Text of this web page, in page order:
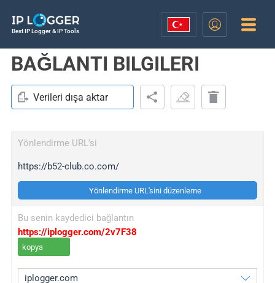
Best IP Logger & IP Tools
BAĞLANTI BILGILERI
Verileri dışa aktar
Yönlendirme URL'si
https://b52-club.co.com/
Yönlendirme URL'sini düzenleme
Bu senin kaydedici bağlantın
https://iplogger.com/2v7F38
kopya